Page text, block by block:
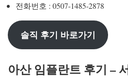
전화번호 : 0507-1485-2878
솔직 후기 바로가기
아산 임플란트 후기 –